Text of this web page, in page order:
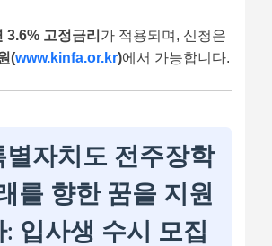
3.6% 고정금리 가 적용되며, 신청은
(www.kinfa.or.kr)에서 가능합니다.
별자치도 전주장학
를 향한 꿈을 지원
: 입사생 수시 모집